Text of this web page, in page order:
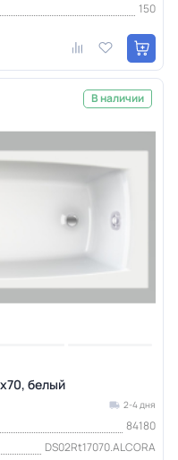
150
В наличии
белый
2-4 дня
84180
DS02Rt17070.ALCORA